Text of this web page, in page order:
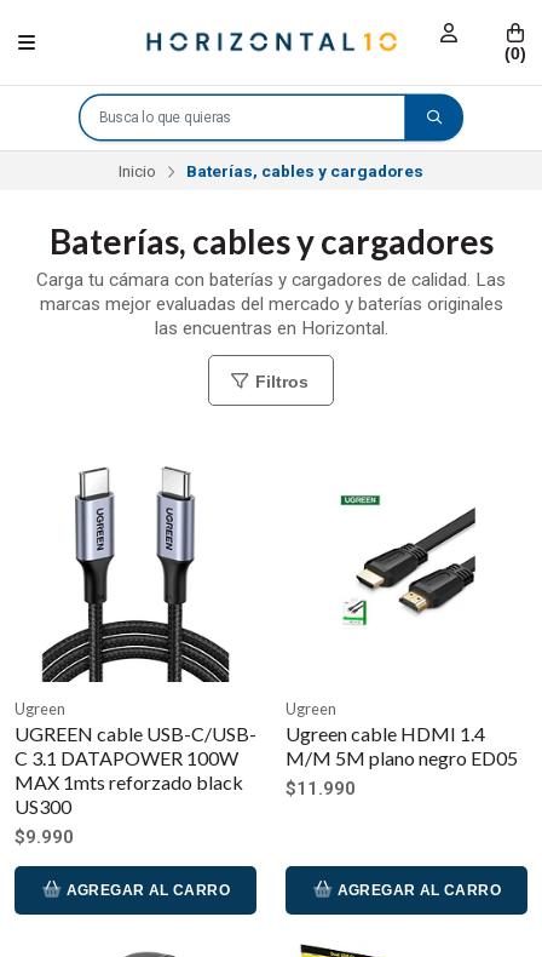
(0)
Inicio Baterías, cables y cargadores
Baterías, cables y cargadores
Carga tu cámara con baterías y cargadores de calidad. Las
marcas mejor evaluadas del mercado y baterías originales
las encuentras en Horizontal.
Filtros
Ugreen
UGREEN cable USB-C/USB-
C 3.1 DATAPOWER 100W
MAX 1mts reforzado black
US300
$9.990
AGREGAR AL CARRO
Ugreen
Ugreen cable HDMI 1.4
M/M 5M plano negro ED05
$11.990
AGREGAR AL CARRO